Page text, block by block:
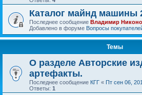
Каталог майнд машины
Последнее сообщение Владимир
Добавлено в форуме Вопросы
Темы
О разделе Авторские
артефакты.
Последнее сообщение КГГ « Пт сен 06,
Ответы: 1